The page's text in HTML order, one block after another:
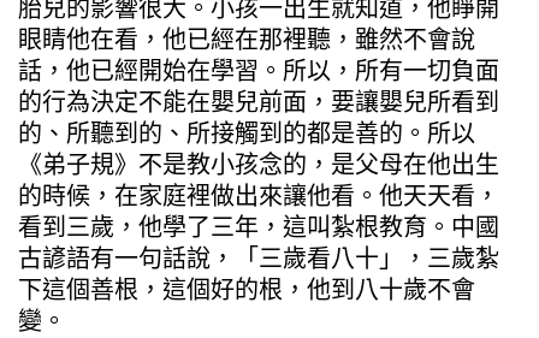
胎兒的影響很大。小孩一出生就知道，他睜開
眼睛他在看，他已經在那裡聽，雖然不會說
話，他已經開始在學習。所以，所有一切負面
的行為決定不能在嬰兒前面，要讓嬰兒所看到
的、所聽到的、所接觸到的都是善的。所以
《弟子規》不是教小孩念的，是父母在他出生
的時候，在家庭裡做出來讓他看。他天天看，
看到三歲，他學了三年，這叫紮根教育。中國
古諺語有一句話說，「三歲看八十」，三歲紮
下這個善根，這個好的根，他到八十歲不會
變。